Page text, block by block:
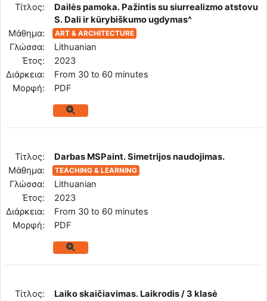
Tίτλος:
Dailės pamoka. Pažintis su siurrealizmo atstovu
S. Dali ir kūrybiškumo ugdymas^
Μάθημα:
ART & ARCHITECTURE
Γλώσσα:
Lithuanian
Έτος:
2023
Διάρκεια:
From 30 to 60 minutes
Mορφή:
PDF
Tίτλος:
Darbas MSPaint. Simetrijos naudojimas.
Μάθημα:
TEACHING & LEARNING
Γλώσσα:
Lithuanian
Έτος:
2023
Διάρκεια:
From 30 to 60 minutes
Mορφή:
PDF
Tίτλος:
Laiko skaičiavimas. Laikrodis / 3 klasė